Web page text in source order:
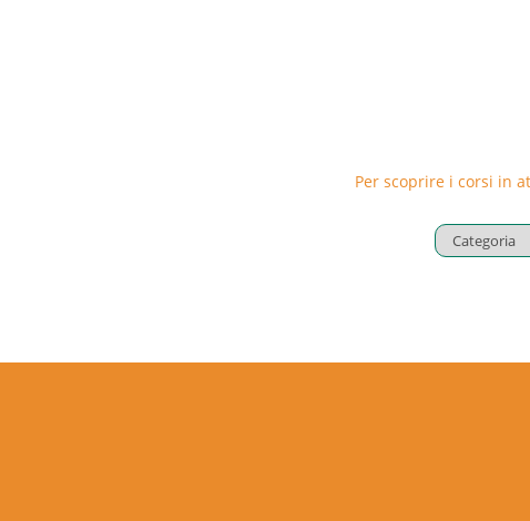
Per scoprire i corsi in